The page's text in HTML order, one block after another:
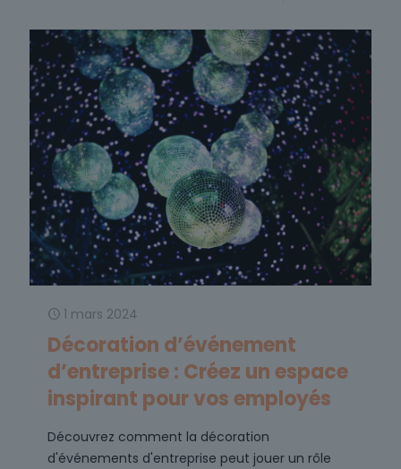
1 mars 2024
Décoration d’événement
d’entreprise : Créez un espace
inspirant pour vos employés
Découvrez comment la décoration
d'événements d'entreprise peut jouer un rôle